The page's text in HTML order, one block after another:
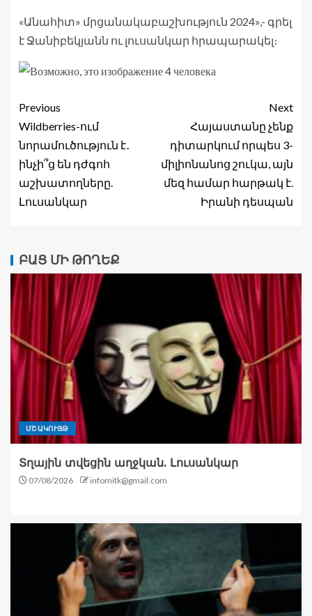
«Անահիտ» մրցանակաբաշխություն 2024»,- գրել
է Ջանիբեկյանն ու լուսանկար հրապարակել։
Previous
Wildberries-ում
նորամուծություն է․
ինչի՞ց են դժգոհ
աշխատողները.
Լուսանկար
Next
Հայաստանը չենք
դիտարկում որպես 3-
միլիոնանոց շուկա, այն
մեզ համար հարթակ է.
Իրանի դեսպան
ԲԱՑ ՄԻ ԹՈՂԵՔ
ՄՇԱԿՈՒՅԹ
Տղային տվեցին աղջկան. Լուսանկար
07/08/2026 infomitk@gmail.com